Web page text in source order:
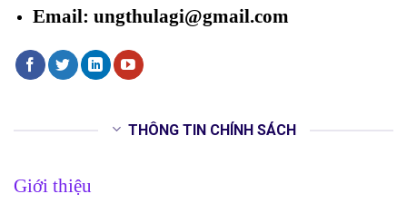
Email: ungthulagi@gmail.com
THÔNG TIN CHÍNH SÁCH
Giới thiệu